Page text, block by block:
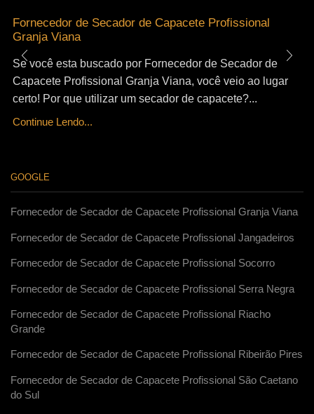
Fornecedor de Secador de Capacete Profissional
Granja Viana
Se você esta buscado por Fornecedor de Secador de
Capacete Profissional Granja Viana, você veio ao lugar
certo! Por que utilizar um secador de capacete?...
Continue Lendo...
GOOGLE
Fornecedor de Secador de Capacete Profissional Granja Viana
Fornecedor de Secador de Capacete Profissional Jangadeiros
Fornecedor de Secador de Capacete Profissional Socorro
Fornecedor de Secador de Capacete Profissional Serra Negra
Fornecedor de Secador de Capacete Profissional Riacho
Grande
Fornecedor de Secador de Capacete Profissional Ribeirão Pires
Fornecedor de Secador de Capacete Profissional São Caetano
do Sul